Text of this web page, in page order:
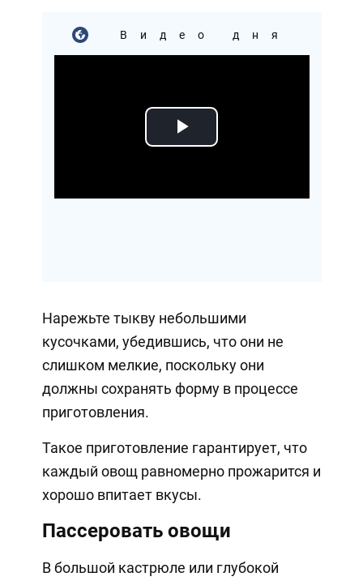
Видео дня
Play
Нарежьте тыкву небольшими
кусочками, убедившись, что они не
слишком мелкие, поскольку они
должны сохранять форму в процессе
приготовления.
Такое приготовление гарантирует, что
каждый овощ равномерно прожарится и
хорошо впитает вкусы.
Пассеровать овощи
В большой кастрюле или глубокой